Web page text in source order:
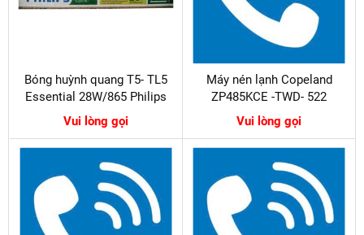
Bóng huỳnh quang T5- TL5
Essential 28W/865 Philips
Vui lòng gọi
Máy nén lạnh Copeland
ZP485KCE -TWD- 522
Vui lòng gọi